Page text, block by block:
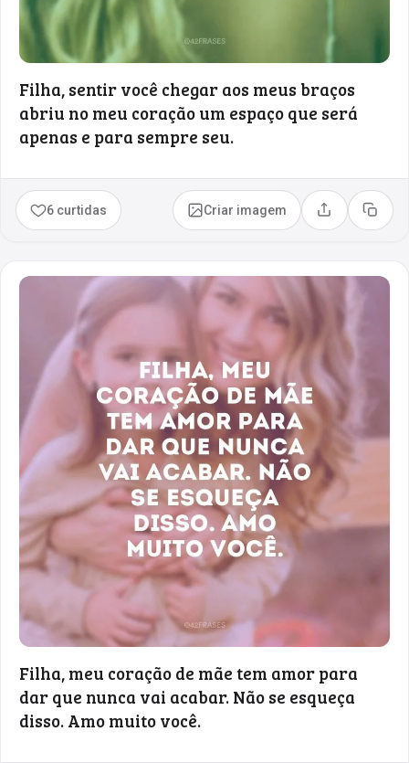
Filha, sentir você chegar aos meus braços
abriu no meu coração um espaço que será
apenas e para sempre seu.
6 curtidas Criar imagem Compartilhar
Copiar
Filha, meu coração de mãe tem amor para
dar que nunca vai acabar. Não se esqueça
disso. Amo muito você.